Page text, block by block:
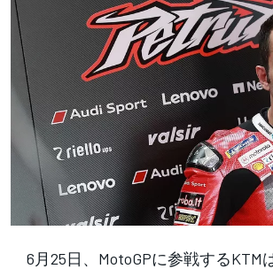
6月25日、MotoGPに参戦するKTM